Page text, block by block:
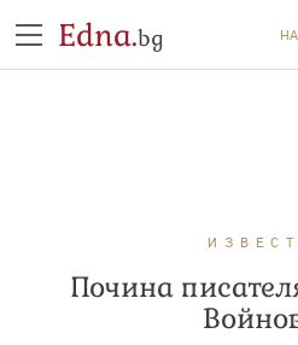
Edna.bg
Почина